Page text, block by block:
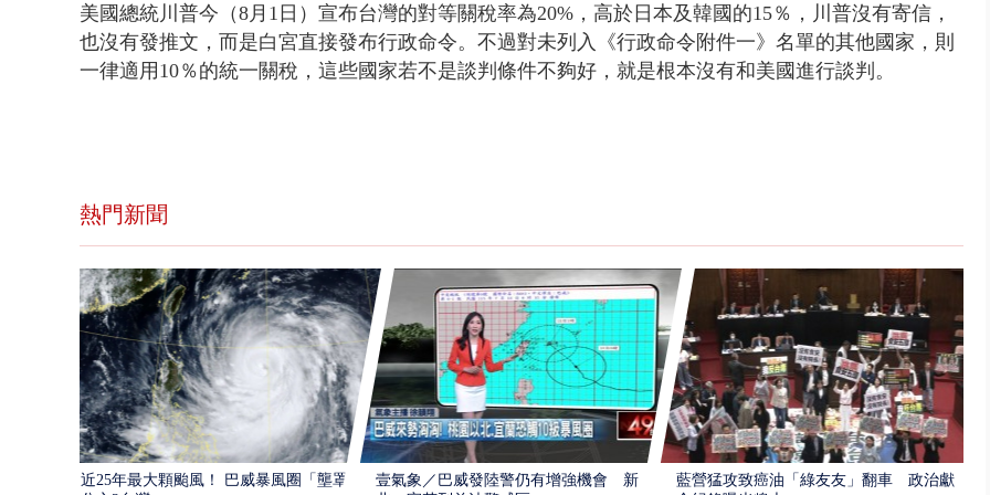
美國總統川普今（8月1日）宣布台灣的對等關稅率為20%， 高於日本及韓國的15％，川普沒有寄信，
也沒有發推文，而是白宮直接發布行政命令。不過對未列入《行政命令附件一》名單的其他國家，則
一律適用10％的統一關稅，這些國家若不是談判條件不夠好，就是根本沒有和美國進行談判。
熱門新聞
近25年最大顆颱風！ 巴威暴風圈「壟罩4
壹氣象／巴威發陸警仍有增強機會 新
藍營猛攻致癌油「綠友友」翻車 政治獻